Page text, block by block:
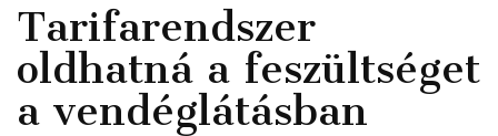
Tarifarendszer
oldhatná a feszültséget
a vendéglátásban